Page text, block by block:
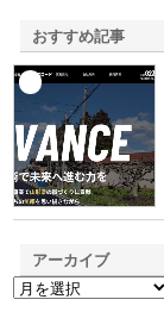
おすすめ記事
アーカイブ